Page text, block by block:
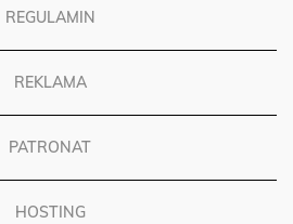
REGULAMIN
REKLAMA
PATRONAT
HOSTING